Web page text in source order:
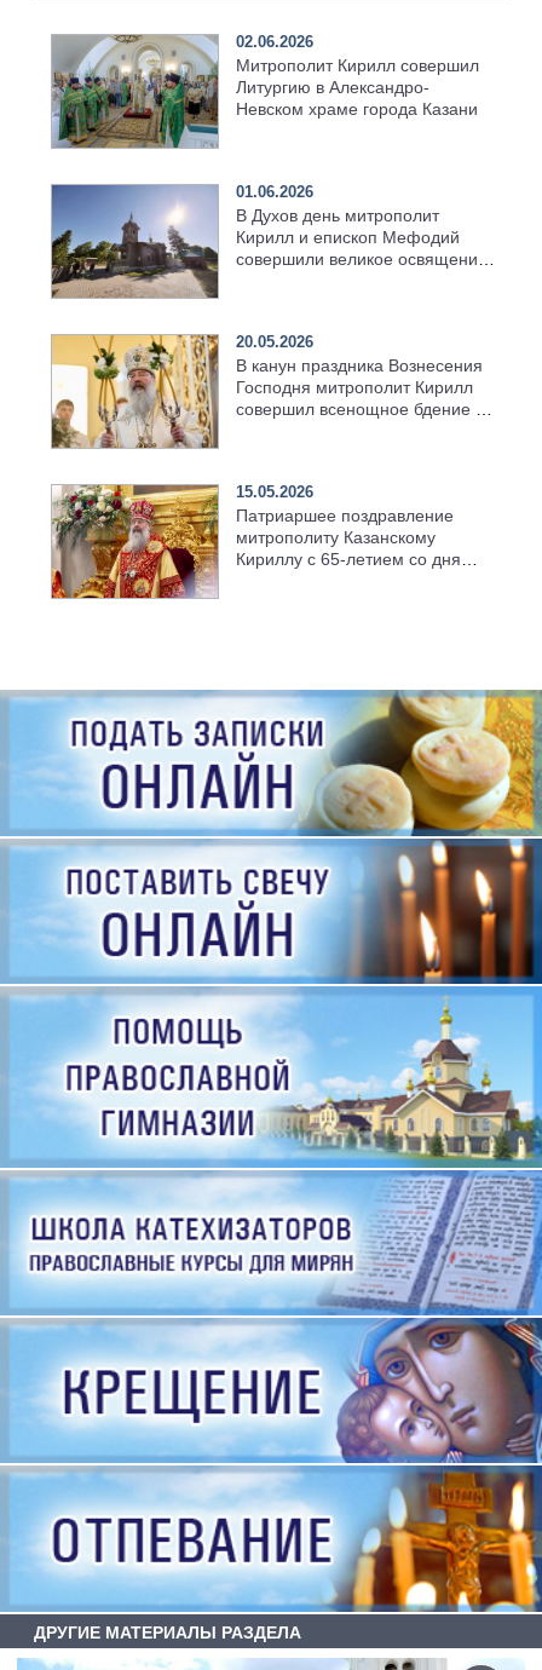
02.06.2026
Митрополит Кирилл совершил
Литургию в Александро-
Невском храме города Казани
01.06.2026
В Духов день митрополит
Кирилл и епископ Мефодий
совершили великое освящение
20.05.2026
В канун праздника Вознесения
Господня митрополит Кирилл
совершил всенощное бдение в
15.05.2026
Патриаршее поздравление
митрополиту Казанскому
Кириллу с 65-летием со дня
ДРУГИЕ МАТЕРИАЛЫ РАЗДЕЛА